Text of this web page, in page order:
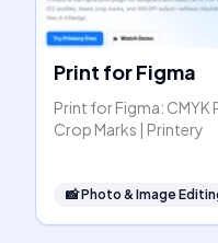
Print for Figma
Print for Figma: CMYK
Crop Marks | Printery
📸Photo & Image